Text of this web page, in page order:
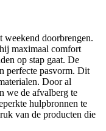
weekend doorbrengen.
maximaal comfort
op stap gaat. De
perfecte pasvorm. Dit
Door al
we de afvalberg te
hulpbronnen te
van de producten die